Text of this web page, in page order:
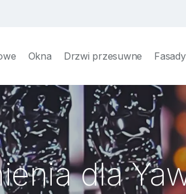
Okna Drzwi przesuwne Fasady
dla